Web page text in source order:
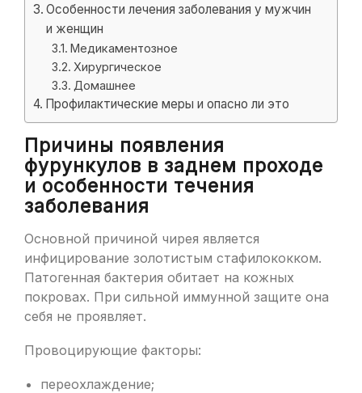
Особенности лечения заболевания у мужчин
и женщин
Медикаментозное
Хирургическое
Домашнее
Профилактические меры и опасно ли это
Причины появления
фурункулов в заднем проходе
и особенности течения
заболевания
Основной причиной чирея является
инфицирование золотистым стафилококком.
Патогенная бактерия обитает на кожных
покровах. При сильной иммунной защите она
себя не проявляет.
Провоцирующие факторы:
переохлаждение;